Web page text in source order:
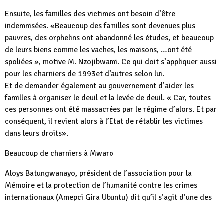
Ensuite, les familles des victimes ont besoin d’être
indemnisées. «Beaucoup des familles sont devenues plus
pauvres, des orphelins ont abandonné les études, et beaucoup
de leurs biens comme les vaches, les maisons, …ont été
spoliées », motive M. Nzojibwami. Ce qui doit s’appliquer aussi
pour les charniers de 1993et d’autres selon lui.
Et de demander également au gouvernement d’aider les
familles à organiser le deuil et la levée de deuil. « Car, toutes
ces personnes ont été massacrées par le régime d’alors. Et par
conséquent, il revient alors à l’Etat de rétablir les victimes
dans leurs droits».
Beaucoup de charniers à Mwaro
Aloys Batungwanayo, président de l’association pour la
Mémoire et la protection de l’humanité contre les crimes
internationaux (Amepci Gira Ubuntu) dit qu’il s’agit d’une des